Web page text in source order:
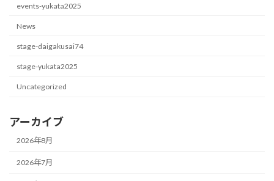
events-yukata2025
News
stage-daigakusai74
stage-yukata2025
Uncategorized
アーカイブ
2026年8月
2026年7月